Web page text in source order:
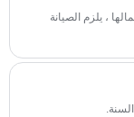
، يلزم الصيانة